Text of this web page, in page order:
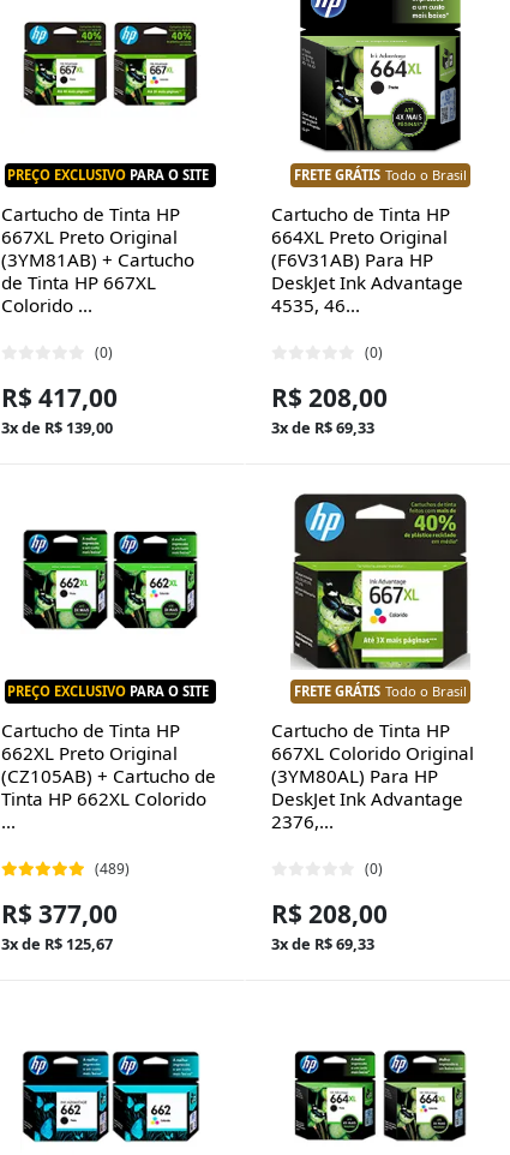
PREÇO EXCLUSIVO PARA O SITE
Cartucho de Tinta HP
667XL Preto Original
(3YM81AB) + Cartucho
de Tinta HP 667XL
Colorido ...
(0)
R$ 417,00
3x de R$ 139,00
FRETE GRÁTIS Todo o Brasil
Cartucho de Tinta HP
664XL Preto Original
(F6V31AB) Para HP
DeskJet Ink Advantage
4535, 46...
(0)
R$ 208,00
3x de R$ 69,33
PREÇO EXCLUSIVO PARA O SITE
Cartucho de Tinta HP
662XL Preto Original
(CZ105AB) + Cartucho de
Tinta HP 662XL Colorido
...
(489)
R$ 377,00
3x de R$ 125,67
FRETE GRÁTIS Todo o Brasil
Cartucho de Tinta HP
667XL Colorido Original
(3YM80AL) Para HP
DeskJet Ink Advantage
2376,...
(0)
R$ 208,00
3x de R$ 69,33